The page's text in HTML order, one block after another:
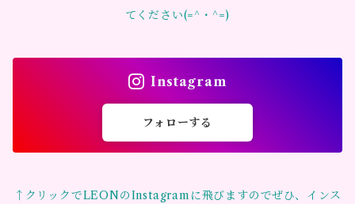
てください(=^・^=)
Instagram
フォローする
↑クリックでLEONのInstagramに飛びますのでぜひ、インス